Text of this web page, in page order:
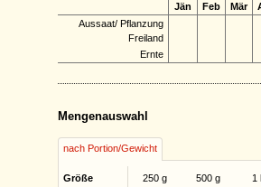
Jän Feb Mär
Aussaat/ Pflanzung
Freiland
Ernte
Mengenauswahl
nach Portion/Gewicht
Größe 250 g 500 g 1